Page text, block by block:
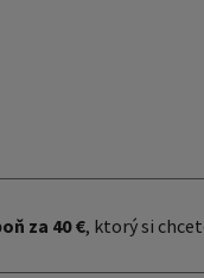
za 40 €, ktorý si